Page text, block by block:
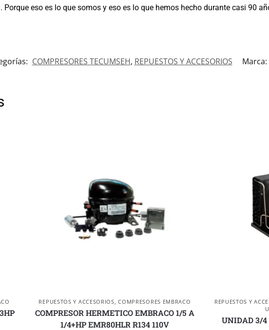
eso es lo que somos y eso es lo que hemos hecho durante casi 90
COMPRESORES TECUMSEH, REPUESTOS Y ACCESORIOS Marca:
REPUESTOS Y ACCESORIOS,COMPRESORES EMBRACO
COMPRESOR HERMETICO EMBRACO 1/5 A
1/4+HP EMR80HLR R134 110V
REPUESTOS Y
UNIDAD 3/4